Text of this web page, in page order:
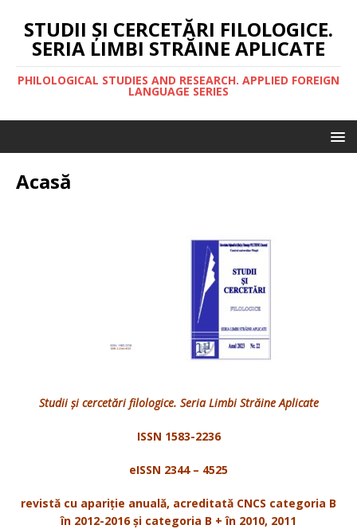
STUDII ŞI CERCETĂRI FILOLOGICE.
SERIA LIMBI STRĂINE APLICATE
PHILOLOGICAL STUDIES AND RESEARCH. APPLIED FOREIGN
LANGUAGE SERIES
Acasă
Studii şi cercetări filologice. Seria Limbi Străine Aplicate
ISSN 1583-2236
eISSN 2344 – 4525
revistă cu apariţie anuală, acreditată CNCS categoria B
în 2012-2016 şi categoria B + în 2010, 2011